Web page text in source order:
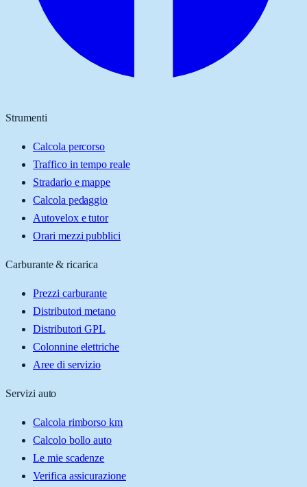
Strumenti
Calcola percorso
Traffico in tempo reale
Stradario e mappe
Calcola pedaggio
Autovelox e tutor
Orari mezzi pubblici
Carburante & ricarica
Prezzi carburante
Distributori metano
Distributori GPL
Colonnine elettriche
Aree di servizio
Servizi auto
Calcola rimborso km
Calcolo bollo auto
Le mie scadenze
Verifica assicurazione